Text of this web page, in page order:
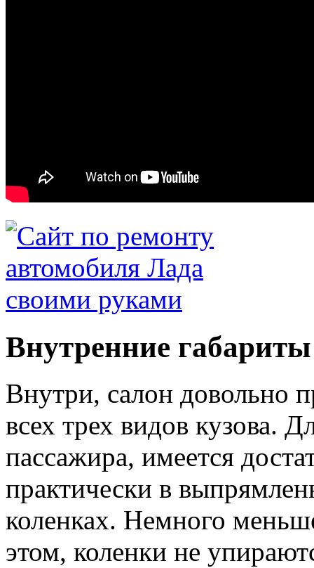
Внутренние габариты
Внутри, салон довольно
всех трех видов кузова.
пассажира, имеется
практически в
коленках. Немного
этом, коленки не